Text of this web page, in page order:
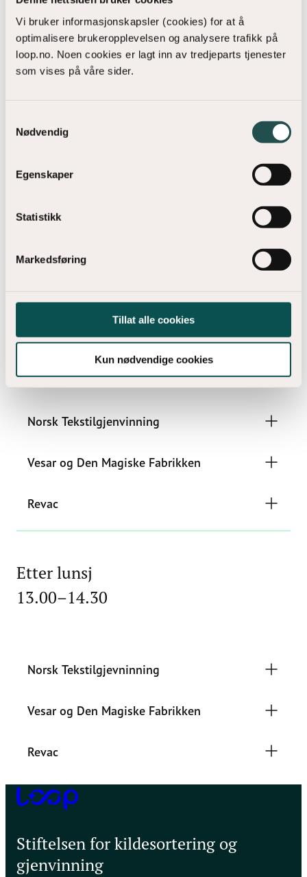
Vi bruker informasjonskapsler (cookies) for at å
optimalisere brukeropplevelsen og analysere trafikk på
loop.no. Noen cookies er lagt inn av tredjeparts tjenester
som vises på våre sider.
Nødvendig
Egenskaper
Statistikk
Markedsføring
Tillat alle cookies
Kun nødvendige cookies
06:30–08.55 Frokost og utsjekk
11:30 Lunsj på Uro
12:30 Avreise fra Uro til besøk 2
Gruppeinndeling
09.30–11.00
Norsk Tekstilgjenvinning
Vesar og Den Magiske Fabrikken
Revac
Etter lunsj
13.00–14.30
Norsk Tekstilgjevninning
Vesar og Den Magiske Fabrikken
Revac
Stiftelsen for kildesortering og
gjenvinning